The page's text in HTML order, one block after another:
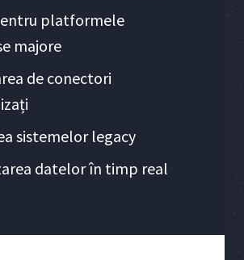
platformele
majore
de conectori
sistemelor legacy
datelor în timp real